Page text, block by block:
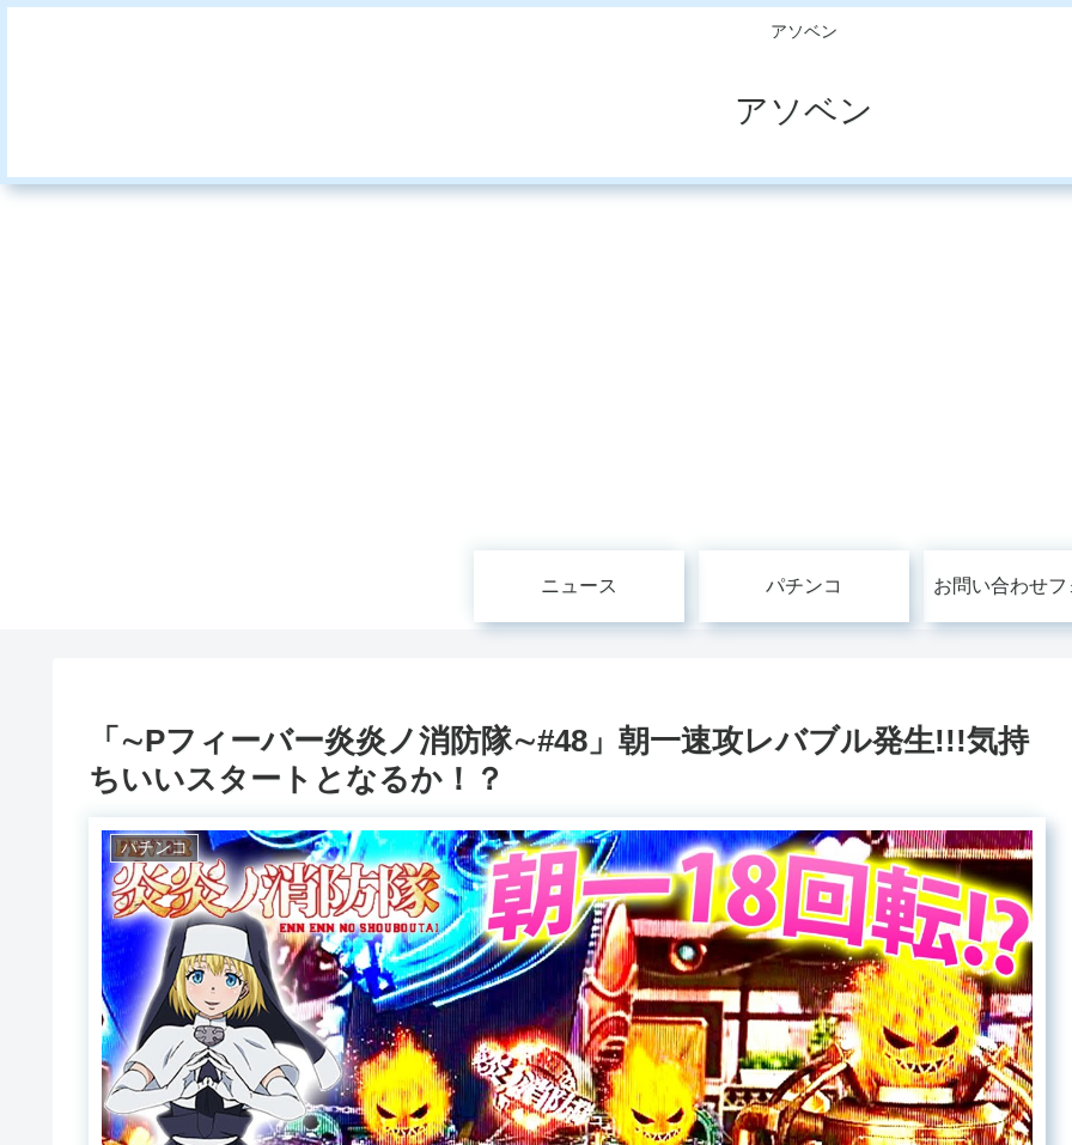
アソベン
アソベン
ニュース パチンコ お問い合わせフ
「∼Pフィーバー炎炎ノ消防隊∼#48」朝一速攻レバブル発生!!!気持
ちいいスタートとなるか！？
パチンコ